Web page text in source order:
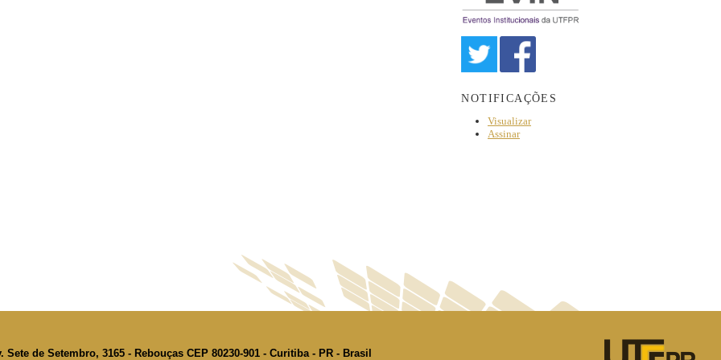
NOTIFICAÇÕES
Visualizar
Assinar
Sete de Setembro, 3165 - Rebouças CEP 80230-901 - Curitiba - PR - Brasil